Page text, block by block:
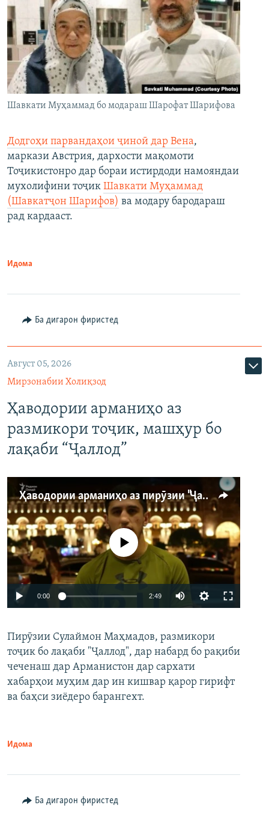
Шавкати Муҳаммад бо модараш Шарофат Шарифова
Додгоҳи парвандаҳои ҷиноӣ дар Вена,
маркази Австрия, дархости мақомоти
Тоҷикистонро дар бораи истирдоди намояндаи
мухолифини тоҷик Шавкати Муҳаммад
(Шавкатҷон Шарифов) ва модару бародараш
рад кардааст.
Идома
Ба дигарон фиристед
Август 05, 2026
Мирзонабии Холиқзод
Ҳаводории арманиҳо аз
размикори тоҷик, машҳур бо
лақаби “Ҷаллод”
Ҳаводории арманиҳо аз пирӯзии "Ҷаллод"-и тоҷик
Auto 240p 360p 480p
720p 1080p
Феълан кор намекунад
0:00 2:49
360p
480p
Пирӯзии Сулаймон Маҳмадов, размикори
тоҷик бо лақаби "Ҷаллод", дар набард бо рақиби
чеченаш дар Арманистон дар сархати
хабарҳои муҳим дар ин кишвар қарор гирифт
ва баҳси зиёдеро барангехт.
Идома
Ба дигарон фиристед